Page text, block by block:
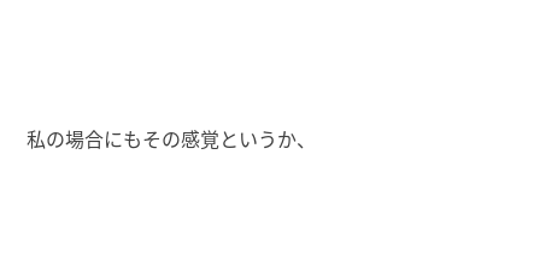
私の場合にもその感覚というか、